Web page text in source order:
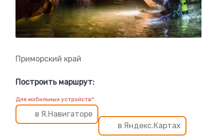
Приморский край
Построить маршрут:
Для мобильных устройств*
в Я.Навигаторе
в Яндекс.Картах